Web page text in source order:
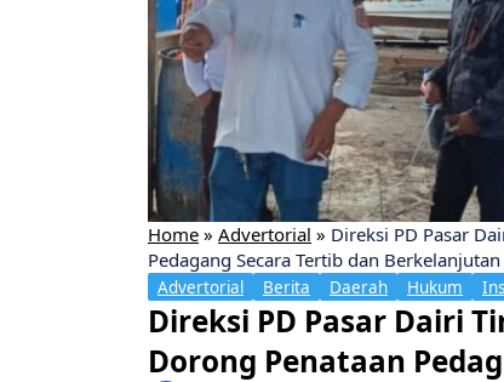
Home » Advertorial » Direksi PD Pasar
Pedagang Secara Tertib dan Berkelanjutan
Advertorial Berita Daerah Hukum
Direksi PD Pasar Dairi
Dorong Penataan